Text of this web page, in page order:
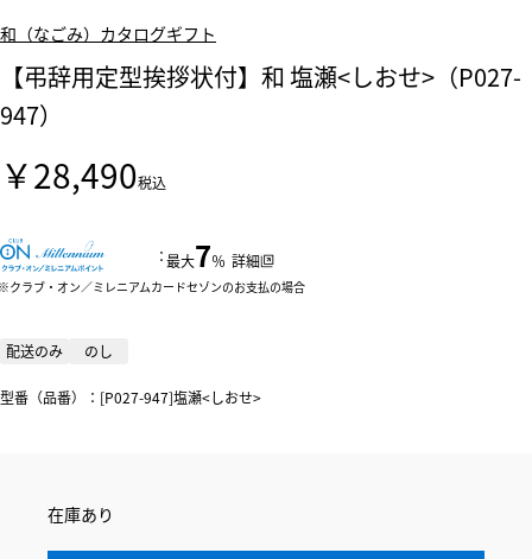
和（なごみ）カタログギフト
【弔辞用定型挨拶状付】和 塩瀬<しおせ>（P027-
947）
￥28,490税込
：最大7％ 詳細
クラブ・オン／ミレニアムカードセゾンのお支払の場合
配送のみ のし
型番（品番）：[P027-947]塩瀬<しおせ>
在庫あり